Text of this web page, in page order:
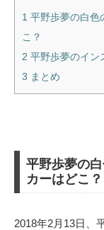
1 平野歩夢の白色
こ？
2 平野歩夢のイン
3 まとめ
平野歩夢の
カーはどこ？
2018年2月13日、